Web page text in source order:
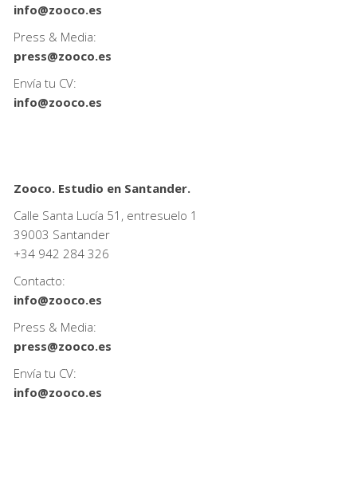
info@zooco.es
Press & Media:
press@zooco.es
Envía tu CV:
info@zooco.es
Zooco. Estudio en Santander.
Calle Santa Lucía 51, entresuelo 1
39003 Santander
+34 942 284 326
Contacto:
info@zooco.es
Press & Media:
press@zooco.es
Envía tu CV:
info@zooco.es